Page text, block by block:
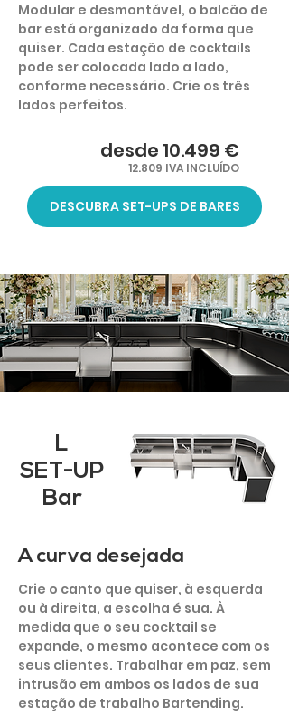
Modular e desmontável, o balcão de
bar está organizado da forma que
quiser. Cada estação de cocktails
pode ser colocada lado a lado,
conforme necessário. Crie os três
lados perfeitos.
desde 10.499 €
12.809 IVA INCLUÍDO
DESCUBRA SET-UPS DE BARES
L
SET-UP
Bar
A curva desejada
Crie o canto que quiser, à esquerda
ou à direita, a escolha é sua. À
medida que o seu cocktail se
expande, o mesmo acontece com os
seus clientes. Trabalhar em paz, sem
intrusão em ambos os lados de sua
estação de trabalho Bartending.